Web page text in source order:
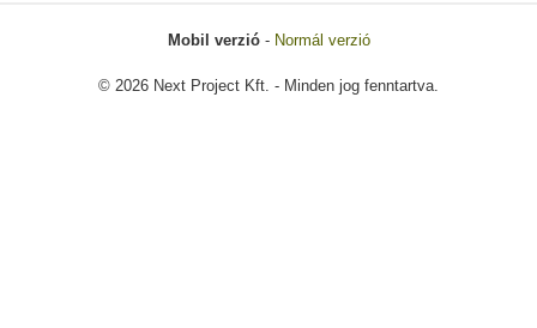
Mobil verzió- Normál verzió
© 2026 Next Project Kft. - Minden jog fenntartva.